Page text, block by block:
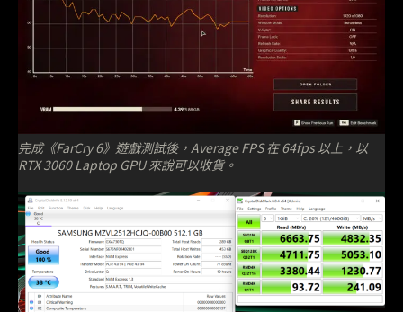
完成《FarCry 6》遊戲測試後，Average FPS 在 64fps 以上，以
RTX 3060 Laptop GPU 來說可以收貨。